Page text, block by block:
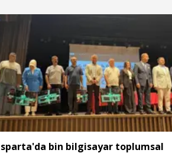
bin bilgisayar toplumsal